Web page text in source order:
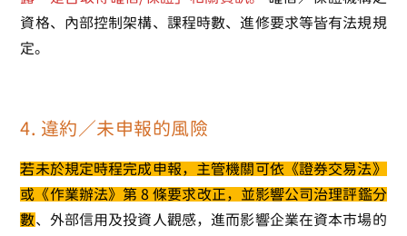
資格、內部控制架構、課程時數、進修要求等皆有法規規
定。
4. 違約／未申報的風險
若未於規定時程完成申報，主管機關可依《證券交易法》
或《作業辦法》第 8 條要求改正，並影響公司治理評鑑分
數、外部信用及投資人觀感，進而影響企業在資本市場的